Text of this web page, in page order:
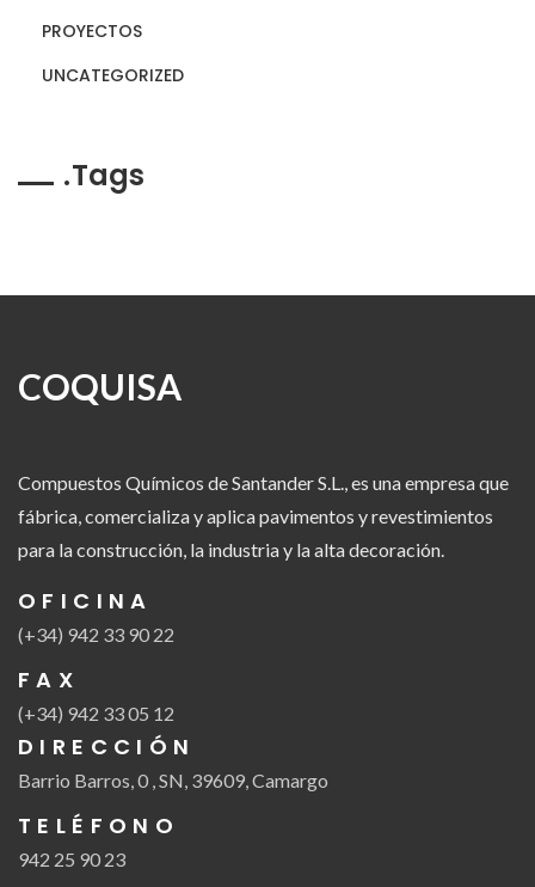
PROYECTOS
UNCATEGORIZED
Tags
COQUISA
Compuestos Químicos de Santander S.L., es una empresa que
fábrica, comercializa y aplica pavimentos y revestimientos
para la construcción, la industria y la alta decoración.
OFICINA
(+34) 942 33 90 22
FAX
(+34) 942 33 05 12
DIRECCIÓN
Barrio Barros, 0 , SN, 39609, Camargo
TELÉFONO
942 25 90 23